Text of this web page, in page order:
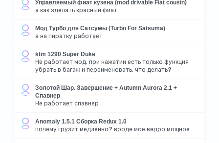
Управляемый фиат кузена (mod drivable Fiat cousin)
а как зделать красный фиат
Мод Турбо для Сатсумы (Turbo For Satsuma)
а на пиратку работает
ktm 1290 Super Duke
Не работает мод, при нажатии есть только функция
убрать в багаж и переименовать, что делать?
Золотой Шар. Завершение + Autumn Aurora 2.1 +
Спавнер
Не работает спавнер
Anomaly 1.5.1 Сборка Redux 1.0
почему грузит медленно? вроде мое ведро мощное